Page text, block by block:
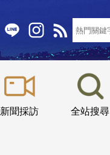
新聞採訪 全站搜尋